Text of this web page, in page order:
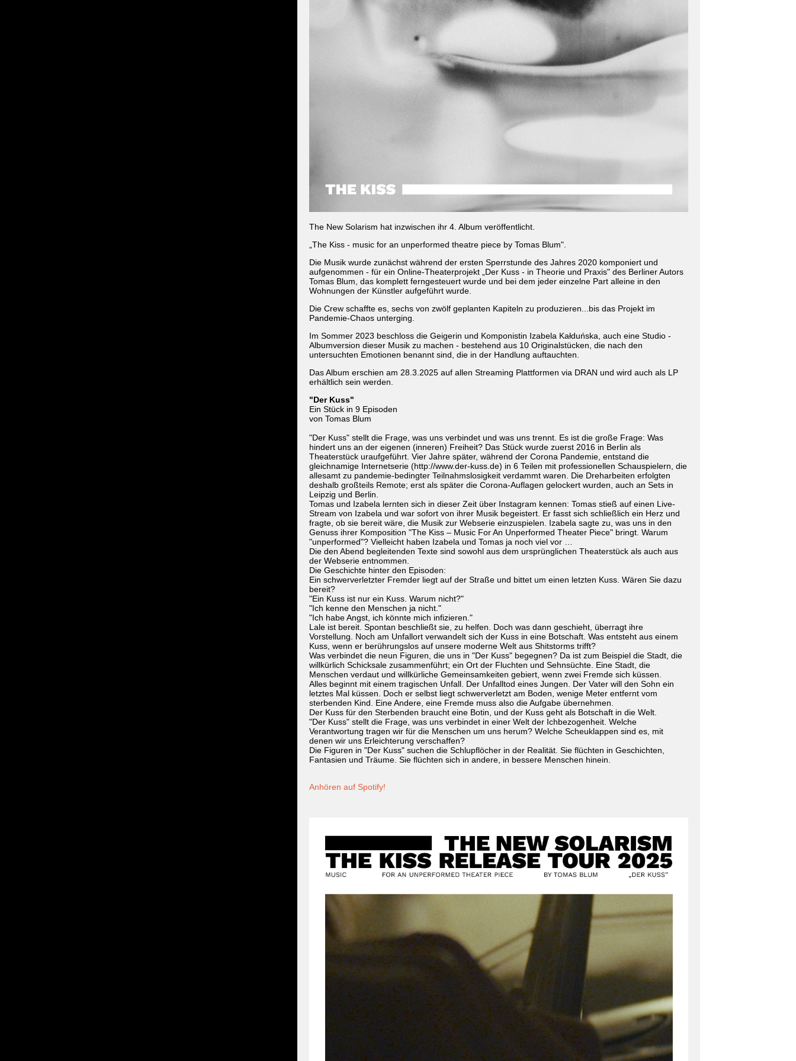
The New Solarism hat inzwischen ihr 4. Album veröffentlicht.
„The Kiss - music for an unperformed theatre piece by Tomas Blum".
Die Musik wurde zunächst während der ersten Sperrstunde des Jahres 2020 komponiert und
aufgenommen - für ein Online-Theaterprojekt „Der Kuss - in Theorie und Praxis" des Berliner Autors
Tomas Blum, das komplett ferngesteuert wurde und bei dem jeder einzelne Part alleine in den
Wohnungen der Künstler aufgeführt wurde.
Die Crew schaffte es, sechs von zwölf geplanten Kapiteln zu produzieren...bis das Projekt im
Pandemie-Chaos unterging.
Im Sommer 2023 beschloss die Geigerin und Komponistin Izabela Kałduńska, auch eine Studio -
Albumversion dieser Musik zu machen - bestehend aus 10 Originalstücken, die nach den
untersuchten Emotionen benannt sind, die in der Handlung auftauchten.
Das Album erschien am 28.3.2025 auf allen Streaming Plattformen via DRAN und wird auch als LP
erhältlich sein werden.
"Der Kuss"
Ein Stück in 9 Episoden
von Tomas Blum
"Der Kuss" stellt die Frage, was uns verbindet und was uns trennt. Es ist die große Frage: Was
hindert uns an der eigenen (inneren) Freiheit? Das Stück wurde zuerst 2016 in Berlin als
Theaterstück uraufgeführt. Vier Jahre später, während der Corona Pandemie, entstand die
gleichnamige Internetserie (http://www.der-kuss.de) in 6 Teilen mit professionellen Schauspielern, die
allesamt zu pandemie-bedingter Teilnahmslosigkeit verdammt waren. Die Dreharbeiten erfolgten
deshalb großteils Remote; erst als später die Corona-Auflagen gelockert wurden, auch an Sets in
Leipzig und Berlin.
Tomas und Izabela lernten sich in dieser Zeit über Instagram kennen: Tomas stieß auf einen Live-
Stream von Izabela und war sofort von ihrer Musik begeistert. Er fasst sich schließlich ein Herz und
fragte, ob sie bereit wäre, die Musik zur Webserie einzuspielen. Izabela sagte zu, was uns in den
Genuss ihrer Komposition "The Kiss – Music For An Unperformed Theater Piece" bringt. Warum
"unperformed"? Vielleicht haben Izabela und Tomas ja noch viel vor …
Die den Abend begleitenden Texte sind sowohl aus dem ursprünglichen Theaterstück als auch aus
der Webserie entnommen.
Die Geschichte hinter den Episoden:
Ein schwerverletzter Fremder liegt auf der Straße und bittet um einen letzten Kuss. Wären Sie dazu
bereit?
"Ein Kuss ist nur ein Kuss. Warum nicht?"
"Ich kenne den Menschen ja nicht."
"Ich habe Angst, ich könnte mich infizieren."
Lale ist bereit. Spontan beschließt sie, zu helfen. Doch was dann geschieht, überragt ihre
Vorstellung. Noch am Unfallort verwandelt sich der Kuss in eine Botschaft. Was entsteht aus einem
Kuss, wenn er berührungslos auf unsere moderne Welt aus Shitstorms trifft?
Was verbindet die neun Figuren, die uns in "Der Kuss" begegnen? Da ist zum Beispiel die Stadt, die
willkürlich Schicksale zusammenführt; ein Ort der Fluchten und Sehnsüchte. Eine Stadt, die
Menschen verdaut und willkürliche Gemeinsamkeiten gebiert, wenn zwei Fremde sich küssen.
Alles beginnt mit einem tragischen Unfall. Der Unfalltod eines Jungen. Der Vater will den Sohn ein
letztes Mal küssen. Doch er selbst liegt schwerverletzt am Boden, wenige Meter entfernt vom
sterbenden Kind. Eine Andere, eine Fremde muss also die Aufgabe übernehmen.
Der Kuss für den Sterbenden braucht eine Botin, und der Kuss geht als Botschaft in die Welt.
"Der Kuss" stellt die Frage, was uns verbindet in einer Welt der Ichbezogenheit. Welche
Verantwortung tragen wir für die Menschen um uns herum? Welche Scheuklappen sind es, mit
denen wir uns Erleichterung verschaffen?
Die Figuren in "Der Kuss" suchen die Schlupflöcher in der Realität. Sie flüchten in Geschichten,
Fantasien und Träume. Sie flüchten sich in andere, in bessere Menschen hinein.
Anhören auf Spotify!